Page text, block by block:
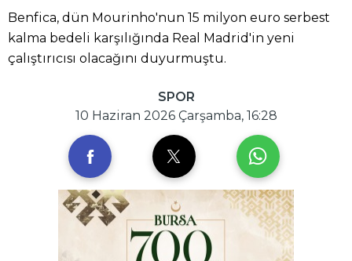
Benfica, dün Mourinho'nun 15 milyon euro serbest
kalma bedeli karşılığında Real Madrid'in yeni
çalıştırıcısı olacağını duyurmuştu.
SPOR
10 Haziran 2026 Çarşamba, 16:28